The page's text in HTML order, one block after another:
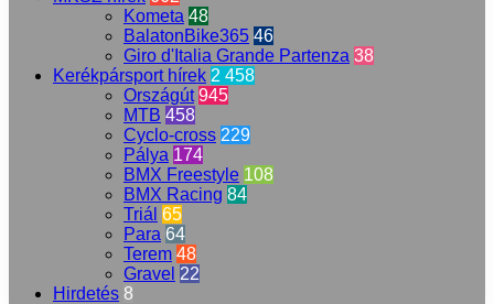
Kometa 48
BalatonBike365 46
Giro d'Italia Grande Partenza 38
Kerékpársport hírek 2 458
Országút 945
MTB 458
Cyclo-cross 229
Pálya 174
BMX Freestyle 108
BMX Racing 84
Triál 65
Para 64
Terem 48
Gravel 22
Hirdetés 8